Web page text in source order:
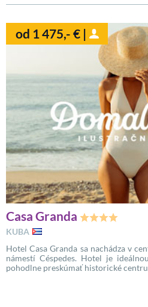
od 1 475,- € |
Casa Granda
KUBA
Hotel Casa Granda sa nachádza v
námestí Céspedes. Hotel je
pohodlne preskúmať historické